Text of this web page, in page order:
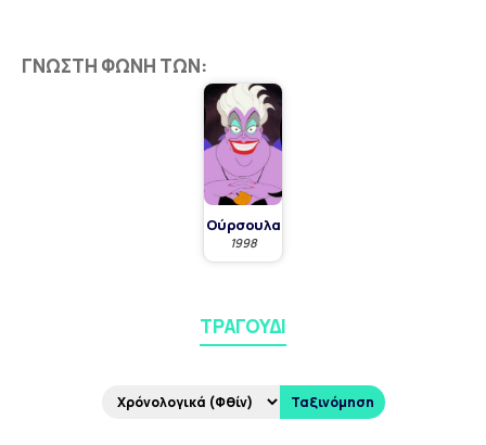
ΓΝΩΣΤΉ ΦΩΝΉ ΤΩΝ:
Ούρσουλα
1998
ΤΡΑΓΟΎΔΙ
Ταξινόμηση